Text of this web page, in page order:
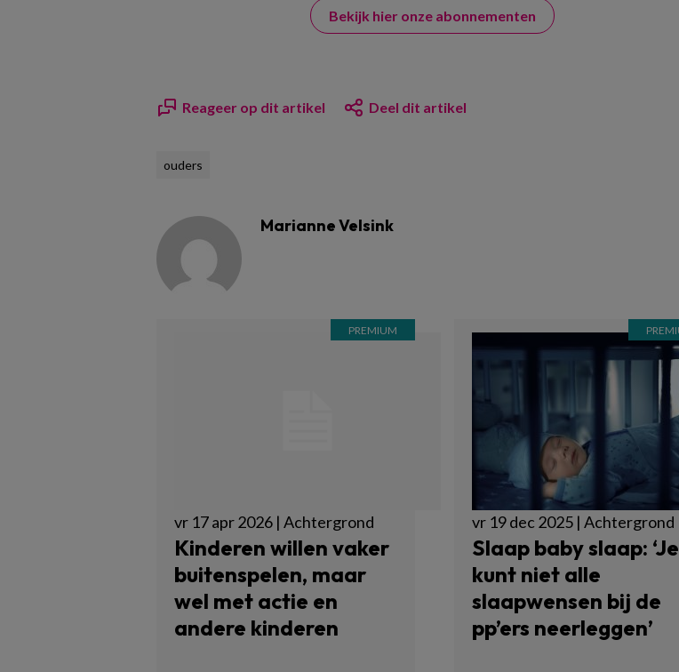
Bekijk hier onze abonnementen
Reageer op dit artikel Deel dit artikel
ouders
Marianne Velsink
vr 17 apr 2026 | Achtergrond
Kinderen willen vaker
buitenspelen, maar
wel met actie en
andere kinderen
vr 19 dec 2025 | Achtergrond
Slaap baby slaap: ‘Je
kunt niet alle
slaapwensen bij de
pp’ers neerleggen’